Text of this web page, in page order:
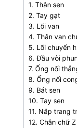
1. Thân sen
2. Tay gạt
3. Lõi van
4. Thân van
5. Lõi chuyển
6. Đầu vòi
7. Ống nối
8. Ống nối
9. Bát sen
10. Tay sen
11. Nắp trang
12. Chân chữ Z